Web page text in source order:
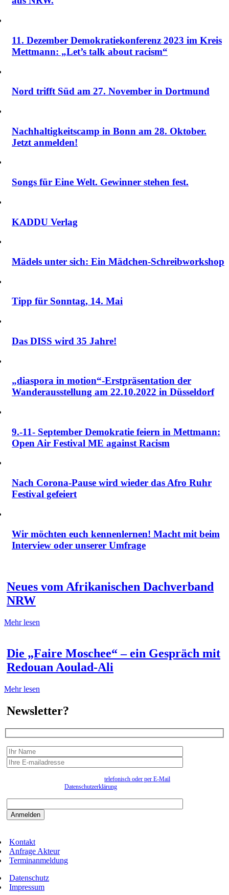
11. Dezember Demokratiekonferenz 2023 im Kreis
Mettmann: „Let’s talk about racism“
Nord trifft Süd am 27. November in Dortmund
Nachhaltigkeitscamp in Bonn am 28. Oktober.
Jetzt anmelden!
Songs für Eine Welt. Gewinner stehen fest.
KADDU Verlag
Mädels unter sich: Ein Mädchen-Schreibworkshop
Tipp für Sonntag, 14. Mai
Das DISS wird 35 Jahre!
„diaspora in motion“-Erstpräsentation der
Wanderausstellung am 22.10.2022 in Düsseldorf
9.-11- September Demokratie feiern in Mettmann:
Open Air Festival ME against Racism
Nach Corona-Pause wird wieder das Afro Ruhr
Festival gefeiert
Wir möchten euch kennenlernen! Macht mit beim
Interview oder unserer Umfrage
Neues vom Afrikanischen Dachverband
NRW
Mehr lesen
Die „Faire Moschee“ – ein Gespräch mit
Redouan Aoulad-Ali
Mehr lesen
Newsletter?
telefonisch oder per E-Mail
Datenschutzerklärung
Kontakt
Anfrage Akteur
Terminanmeldung
Datenschutz
Impressum